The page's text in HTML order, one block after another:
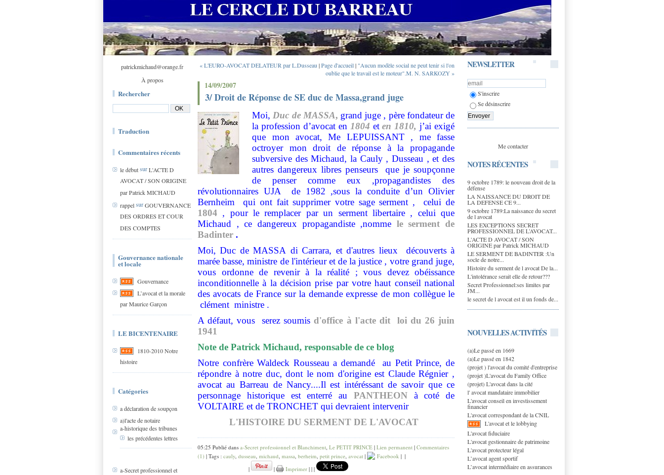
patrickmichaud@orange.fr
À propos
Rechercher
Traduction
Commentaires récents
le débutsurL'ACTE D
AVOCAT / SON ORIGINE
par Patrick MICHAUD
rappelsurGOUVERNANCE
DES ORDRES ET COUR
DES COMPTES
Gouvernance nationale
et locale
Gouvernance
L’avocat et la morale
par Maurice Garçon
LE BICENTENAIRE
1810-2010 Notre
histoire
Catégories
a déclaration de soupçon
a)l'acte de notaire
a-historique des tribunes
les précédentes lettres
a-Secret professionnel et
NEWSLETTER
S'inscrire
Se désinscrire
Me contacter
NOTES RÉCENTES
9 octobre 1789: le nouveau droit de la
défense
LA NAISSANCE DU DROIT DE
LA DEFENSE CE 9...
9 octobre 1789:La naissance du secret
de l avocat
LES EXCEPTIONS SECRET
PROFESSIONNEL DE L’AVOCAT...
L'ACTE D AVOCAT / SON
ORIGINE par Patrick MICHAUD
LE SERMENT DE BADINTER :Un
socle de notre...
Histoire du serment de l avocat De la...
L'intolérance serait elle de retour???
Secret Professionnel:ses limites par
JM...
le secret de l avocat est il un fonds de...
NOUVELLES ACTIVITÉS
(a)Le passé en 1669
(a)Le passé en 1842
(projet ) l'avocat du comité d'entreprise
(projet )L'avocat du Family Office
(projet) L'avocat dans la cité
l' avocat mandataire immobilier
L'avocat conseil en investissement
financier
L'avocat correspondant de la CNIL
L'avocat et le lobbying
L'avocat fiduciaire
L'avocat gestionnaire de patrimoine
L'avocat protecteur légal
L’avocat agent sportif
L’avocat intermédiaire en assurances
« L'EURO-AVOCAT DELATEUR par L.Dusseau |Page d'accueil| "Aucun modèle social ne peut tenir si l'on
oublie que le travail est le moteur".M. N. SARKOZY »
14/09/2007
3/ Droit de Réponse de SE duc de Massa,grand juge
Moi, Duc de MASSA, grand juge , père fondateur de
la profession d’avocat en 1804 et en 1810, j’ai exigé
que mon avocat, Me LEPUISSANT , me fasse
octroyer mon droit de réponse à la propagande
subversive des Michaud, la Cauly , Dusseau , et des
autres dangereux libres penseurs que je soupçonne
de penser comme eux ,propagandistes des
révolutionnaires UJA
de 1982 ,sous la conduite d’un Olivier
Bernheim
qui ont fait supprimer votre sage serment ,
celui de
1804 , pour le remplacer par un serment libertaire , celui que
Michaud , ce dangereux propagandiste ,nomme le serment de
Badinter .
Moi, Duc de MASSA di Carrara, et d'autres lieux découverts à
marée basse, ministre de l'intérieur et de la justice , votre grand juge,
vous ordonne de revenir à la réalité ; vous devez obéissance
inconditionnelle à la décision prise par votre haut conseil national
des avocats de France sur la demande expresse de mon collègue le
clément ministre .
A défaut, vous serez soumis d'office à l'acte dit loi du 26 juin
1941
Note de Patrick Michaud, responsable de ce blog
Notre confrère Waldeck Rousseau a demandé
au Petit Prince, de
répondre à notre duc, dont le nom d'origine est Claude Régnier ,
avocat au Barreau de Nancy....Il est intéréssant de savoir que ce
personnage historique est enterré au PANTHEONà coté de
VOLTAIRE et de TRONCHET qui devraient intervenir
L'HISTOIRE DU SERMENT DE L'AVOCAT
05:25 Publié dans a-Secret professionnel et Blanchiment, Le PETIT PRINCE | Lien permanent | Commentaires
(1) | Tags : cauly, dusseau, michaud, massa, berheim, petit prince, avocat | Facebook | |
|
| Imprimer | | |